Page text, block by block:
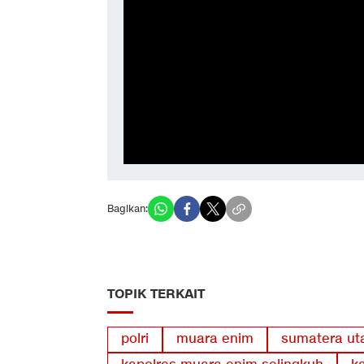
Bagikan:
TOPIK TERKAIT
polri muara enim sumatera